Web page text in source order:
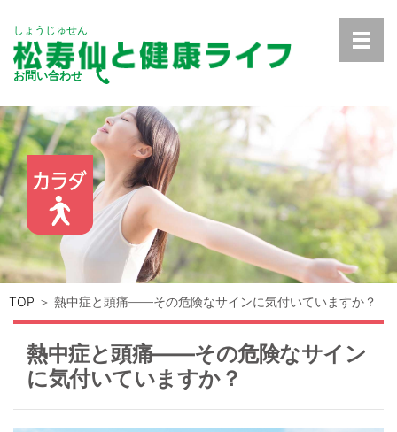
しょうじゅせん
お問い合わせ
TOP ＞ 熱中症と頭痛――その危険なサインに気付いていますか？
熱中症と頭痛――その危険なサイン
に気付いていますか？